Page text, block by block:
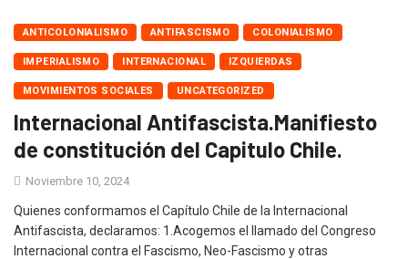
ANTICOLONIALISMO ANTIFASCISMO COLONIALISMO
IMPERIALISMO INTERNACIONAL IZQUIERDAS
MOVIMIENTOS SOCIALES UNCATEGORIZED
Internacional Antifascista.Manifiesto
de constitución del Capitulo Chile.
Noviembre 10, 2024
Quienes conformamos el Capítulo Chile de la Internacional
Antifascista, declaramos: 1.Acogemos el llamado del Congreso
Internacional contra el Fascismo, Neo-Fascismo y otras